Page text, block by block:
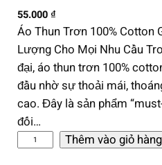
55.000 ₫
Áo Thun Trơn 100% Cotton
Lượng Cho Mọi Nhu Cầu
đại, áo thun trơn 100%
đầu nhờ sự thoải mái,
cao. Đây là sản phẩm
đối…
Thêm vào giỏ hàng